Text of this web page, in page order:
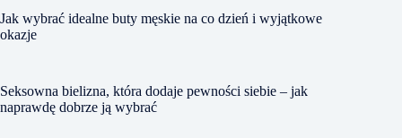
Jak wybrać idealne buty męskie na co dzień i wyjątkowe
okazje
Seksowna bielizna, która dodaje pewności siebie – jak
naprawdę dobrze ją wybrać